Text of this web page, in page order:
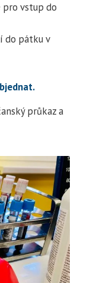
vstup do
do pátku v
průkaz a